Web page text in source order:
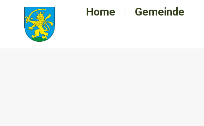
Home Gemeinde
Home Gemeinde